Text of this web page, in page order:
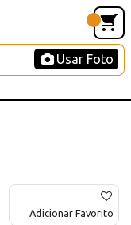
Usar Foto
Adicionar Favorito